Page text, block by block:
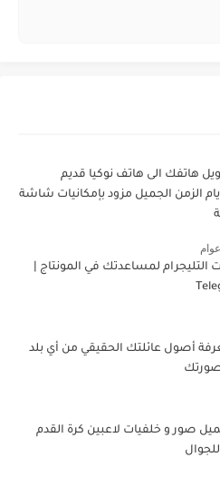
هاتفك الى هاتف نوكيا قديم
الزمن الجميل مزود بإمكانيات شاشة
التليجرام لمساعدتك في المونتاج |
أصول عائلتك الحقيقي من أي بلد
صور و خلفيات لاعبين كرة القدم